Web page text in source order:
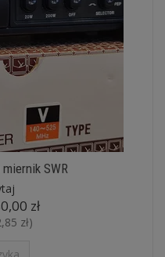
SWR
zł
zł)